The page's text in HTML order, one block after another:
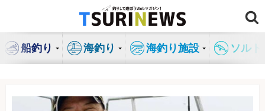
ン
船釣り 海釣り 海釣り施設 ソル